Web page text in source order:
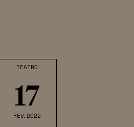
TEATRO
17
FEV,2022